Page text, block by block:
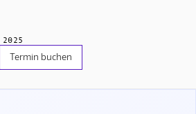
Termin buchen